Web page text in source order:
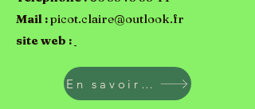
Mail :picot.claire@outlook.fr
site web :
En savoir plus